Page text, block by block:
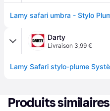
Darty
Livraison 3,99 €
Produits similaires